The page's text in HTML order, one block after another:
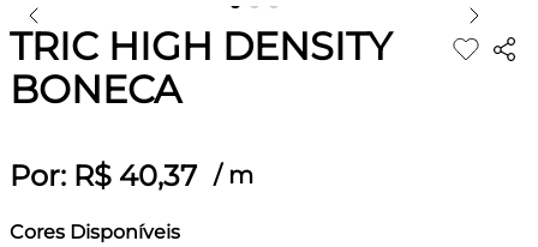
TRIC HIGH DENSITY
BONECA
Por: R$ 40,37 / m
Cores Disponíveis